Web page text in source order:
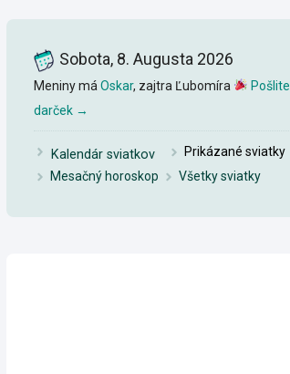
Sobota, 8. Augusta 2026
Meniny má Oskar, zajtra Ľubomíra
Pošlite
darček →
Kalendár sviatkov Prikázané sviatky
Mesačný horoskop
Všetky sviatky